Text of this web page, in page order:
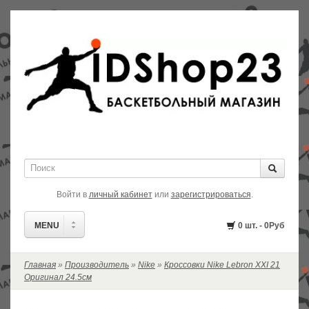
0 шт. - 0Руб
Войти в личный кабинетили зарегистрироваться
MENU
РАСПРОДАЖА!
Главная » Производитель » Nike » Кроссовки Nike Lebron XXI 21
Оригинал 24.5см